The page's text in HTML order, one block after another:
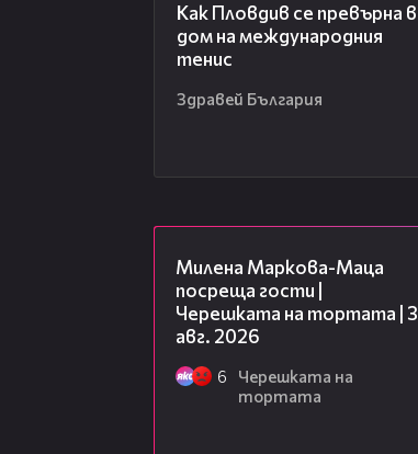
Как Пловдив се превърна в
дом на международния
тенис
Здравей България
Милена Маркова-Маца
посреща гости |
Черешката на тортата | 3
авг. 2026
6
Черешката на
тортата